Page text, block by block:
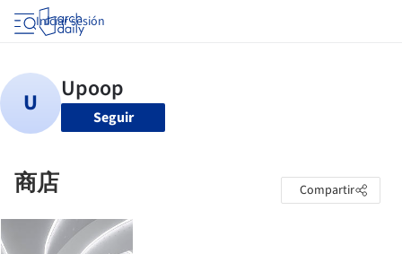
Iniciar sesión
Seguir
商店 Compartir